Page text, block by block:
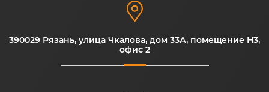
390029 Рязань, улица Чкалова, дом 33А, помещение H3,
офис 2